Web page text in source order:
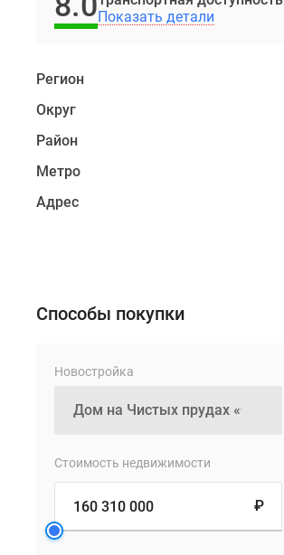
особняка
расположенный
престижном
Басманном
Москвы,
всего
Чистых
проекта
компания
воплощает
концепцию
приватности
Показать детали
Регион
Округ
Район
Метро
Адрес
Способы покупки
Новостройка
Стоимость недвижимости
₽